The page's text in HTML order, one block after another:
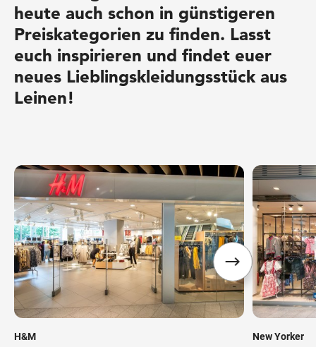
heute auch schon in günstigeren
Preiskategorien zu finden. Lasst
euch inspirieren und findet euer
neues Lieblingskleidungsstück aus
Leinen!
H&M
New Yorker